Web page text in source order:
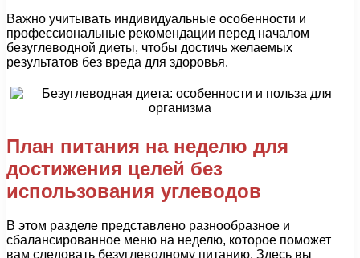
Важно учитывать индивидуальные особенности и
профессиональные рекомендации перед началом
безуглеводной диеты, чтобы достичь желаемых
результатов без вреда для здоровья.
План питания на неделю для
достижения целей без
использования углеводов
В этом разделе представлено разнообразное и
сбалансированное меню на неделю, которое поможет
вам следовать безуглеводному питанию. Здесь вы